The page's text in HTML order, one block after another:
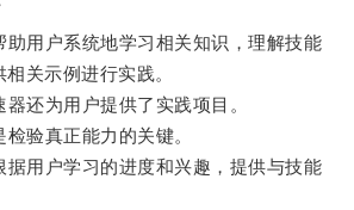
用户系统地学习相关知识，理解技能
关示例进行实践。
为用户提供了实践项目。
验真正能力的关键。
用户学习的进度和兴趣，提供与技能